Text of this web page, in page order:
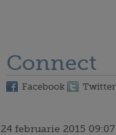
Connect
Facebook Twitter
, 24 februarie 2015 09:07